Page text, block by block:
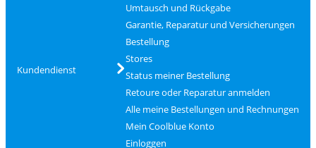
Kundendienst
Umtausch und Rückgabe
Garantie, Reparatur und Versicherungen
Bestellung
Stores
Status meiner Bestellung
Retoure oder Reparatur anmelden
Alle meine Bestellungen und Rechnungen
Mein Coolblue Konto
Einloggen